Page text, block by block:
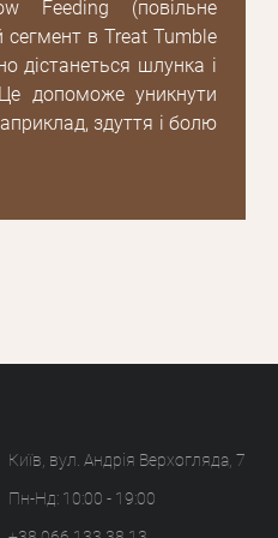
Feeding (повільне
сегмент в Treat Tumble
дістанеться шлунка і
допоможе уникнути
здуття і болю
Київ, вул. Андрія Верхогляда, 7
Пн-Нд: 10:00 - 19:00